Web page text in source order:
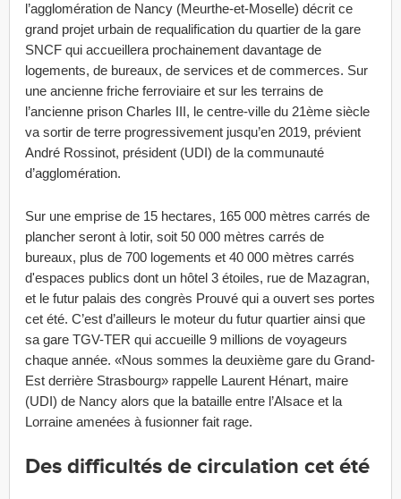
l’agglomération de Nancy (Meurthe-et-Moselle) décrit ce
grand projet urbain de requalification du quartier de la gare
SNCF qui accueillera prochainement davantage de
logements, de bureaux, de services et de commerces. Sur
une ancienne friche ferroviaire et sur les terrains de
l’ancienne prison Charles III, le centre-ville du 21ème siècle
va sortir de terre progressivement jusqu’en 2019, prévient
André Rossinot, président (UDI) de la communauté
d’agglomération.
Sur une emprise de 15 hectares, 165 000 mètres carrés de
plancher seront à lotir, soit 50 000 mètres carrés de
bureaux, plus de 700 logements et 40 000 mètres carrés
d'espaces publics dont un hôtel 3 étoiles, rue de Mazagran,
et le futur palais des congrès Prouvé qui a ouvert ses portes
cet été. C’est d’ailleurs le moteur du futur quartier ainsi que
sa gare TGV-TER qui accueille 9 millions de voyageurs
chaque année. «Nous sommes la deuxième gare du Grand-
Est derrière Strasbourg» rappelle Laurent Hénart, maire
(UDI) de Nancy alors que la bataille entre l’Alsace et la
Lorraine amenées à fusionner fait rage.
Des difficultés de circulation cet été